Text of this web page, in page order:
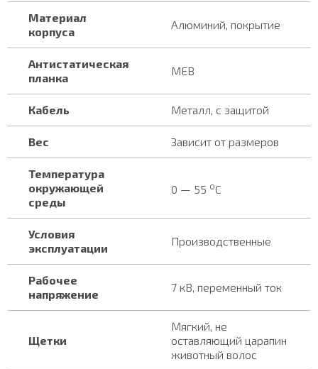
Материал
корпуса
Алюминий, покрытие
Антистатическая
планка
MEB
Кабель Металл, с защитой
Вес Зависит от размеров
Температура
окружающей
среды
0 — 55 oС
Условия
эксплуатации
Производственные
Рабочее
напряжение
7 кВ, переменный ток
Щетки
Мягкий, не
оставляющий царапин
животный волос